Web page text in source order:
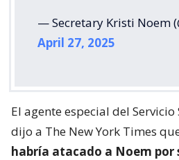
— Secretary Kristi Noem
April 27, 2025
El agente especial del
dijo a The New York Times
habría atacado a Noem por